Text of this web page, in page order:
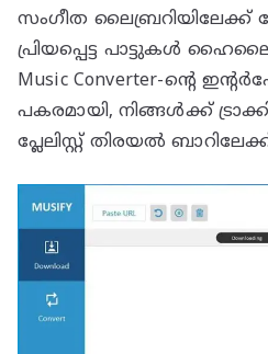
സംഗീത ലൈബ്രറിയിലേക്ക്
പ്രിയപ്പെട്ട പാട്ടുകൾ
Music Converter-ന്റെ
പകരമായി, നിങ്ങൾക്ക്
പ്ലേലിസ്റ്റ് തിരയൽ